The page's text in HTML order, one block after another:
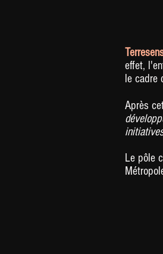
effet,
le cadre
Après
Le pôle